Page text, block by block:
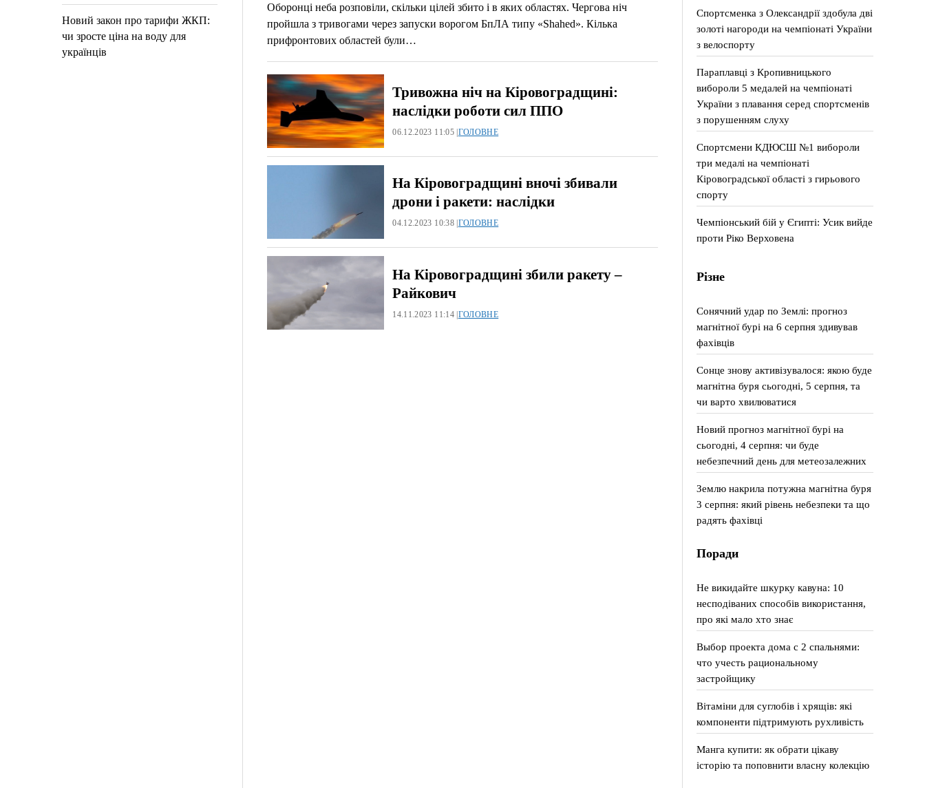
Новий закон про тарифи ЖКП:
чи зросте ціна на воду для
українців
Оборонці неба розповіли, скільки цілей збито і в яких областях. Чергова ніч
пройшла з тривогами через запуски ворогом БпЛА типу «Shahed». Кілька
прифронтових областей були…
Тривожна ніч на Кіровоградщині:
наслідки роботи сил ППО
06.12.2023 11:05 | ГОЛОВНЕ
На Кіровоградщині вночі збивали
дрони і ракети: наслідки
04.12.2023 10:38 | ГОЛОВНЕ
На Кіровоградщині збили ракету –
Райкович
14.11.2023 11:14 |ГОЛОВНЕ
Спортсменка з Олександрії здобула дві
золоті нагороди на чемпіонаті України
з велоспорту
Параплавці з Кропивницького
вибороли 5 медалей на чемпіонаті
України з плавання серед спортсменів
з порушенням слуху
Спортсмени КДЮСШ №1 вибороли
три медалі на чемпіонаті
Кіровоградської області з гирьового
спорту
Чемпіонський бій у Єгипті: Усик вийде
проти Ріко Верховена
Різне
Сонячний удар по Землі: прогноз
магнітної бурі на 6 серпня здивував
фахівців
Сонце знову активізувалося: якою буде
магнітна буря сьогодні, 5 серпня, та
чи варто хвилюватися
Новий прогноз магнітної бурі на
сьогодні, 4 серпня: чи буде
небезпечний день для метеозалежних
Землю накрила потужна магнітна буря
3 серпня: який рівень небезпеки та що
радять фахівці
Поради
Не викидайте шкурку кавуна: 10
несподіваних способів використання,
про які мало хто знає
Выбор проекта дома с 2 спальнями:
что учесть рациональному
застройщику
Вітаміни для суглобів і хрящів: які
компоненти підтримують рухливість
Манга купити: як обрати цікаву
історію та поповнити власну колекцію